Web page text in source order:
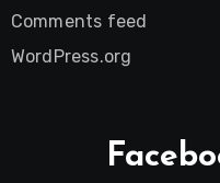
Comments feed
WordPress.org